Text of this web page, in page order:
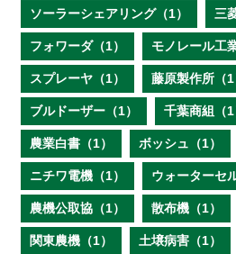
ソーラーシェアリング（1） 三
フォワーダ（1） モノレール工
スプレーヤ（1） 藤原製作所（1
ブルドーザー（1） 千葉商組（1
農業白書（1） ボッシュ（1）
ニチワ電機（1） ウォーターセ
農機公取協（1） 散布機（1）
関東農機（1） 土壌病害（1）